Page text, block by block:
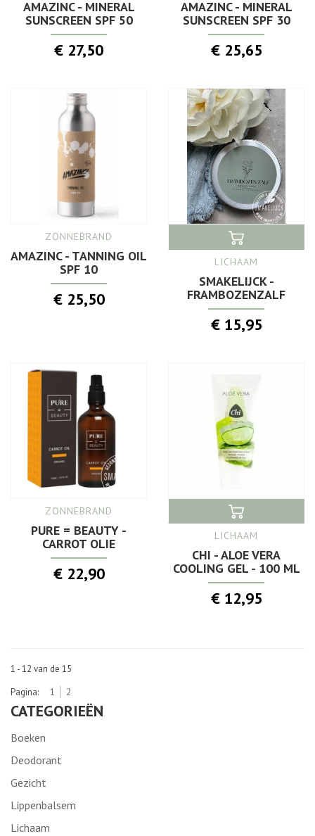
AMAZINC - MINERAL
SUNSCREEN SPF 50
€ 27,50
AMAZINC - MINERAL
SUNSCREEN SPF 30
€ 25,65
ZONNEBRAND
AMAZINC - TANNING OIL
SPF 10
€ 25,50
LICHAAM
SMAKELIJCK -
FRAMBOZENZALF
€ 15,95
ZONNEBRAND
PURE = BEAUTY -
CARROT OLIE
€ 22,90
LICHAAM
CHI - ALOE VERA
COOLING GEL - 100 ML
€ 12,95
1 - 12 van de 15
Pagina:
1 2
CATEGORIEËN
Boeken
Deodorant
Gezicht
Lippenbalsem
Lichaam